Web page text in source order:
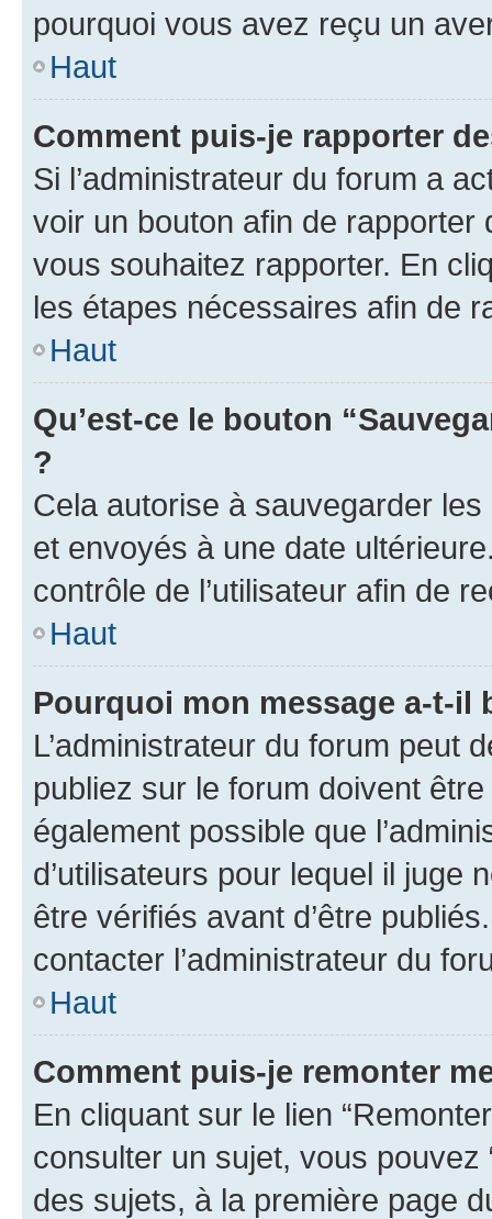
pourquoi vous avez reçu un
Haut
Comment puis-je rapporter
Si l’administrateur du forum a
voir un bouton afin de
vous souhaitez rapporter. En
les étapes nécessaires afin de
Haut
Qu’est-ce le bouton
?
Cela autorise à sauvegarder
et envoyés à une date
contrôle de l’utilisateur afin de
Haut
Pourquoi mon message a-t-il
L’administrateur du forum peut
publiez sur le forum doivent
également possible que
d’utilisateurs pour lequel il juge
être vérifiés avant d’être
contacter l’administrateur du
Haut
Comment puis-je remonter
En cliquant sur le lien
consulter un sujet, vous pouvez
des sujets, à la première page